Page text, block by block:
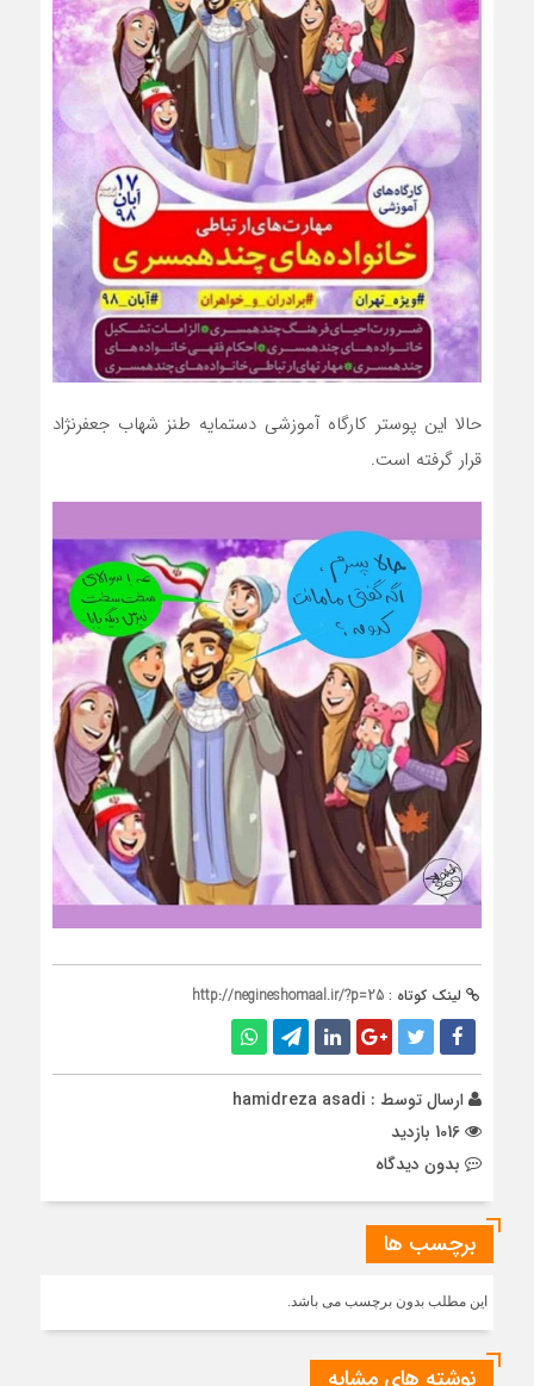
حالا این پوستر کارگاه آموزشی دستمایه طنز شهاب جعفرنژاد
قرار گرفته است.
لینک کوتاه : http://negineshomaal.ir/?p=25
ارسال توسط : hamidreza asadi
بدون دیدگاه
برچسب ها
این مطلب بدون برچسب می باشد.
نوشته های مشابه